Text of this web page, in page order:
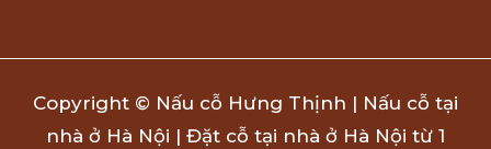
Copyright © Nấu cỗ Hưng Thịnh | Nấu cỗ tại
nhà ở Hà Nội | Đặt cỗ tại nhà ở Hà Nội từ 1